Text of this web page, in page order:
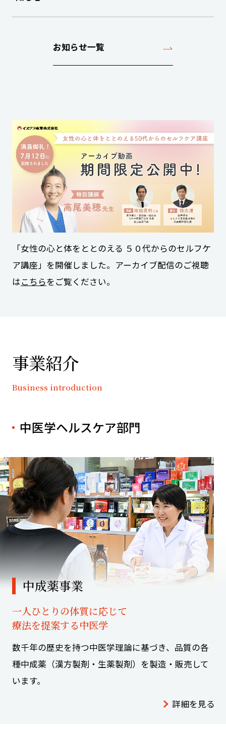
お知らせ一覧
「女性の心と体をととのえる ５０代からのセルフケ
ア講座」を開催しました。アーカイブ配信のご視聴
はこちらをご覧ください。
事業紹介
Business introduction
中医学ヘルスケア部門
中成薬事業
一人ひとりの体質に応じて
療法を提案する中医学
数千年の歴史を持つ中医学理論に基づき、品質の各
種中成薬 （漢方製剤・生薬製剤）を製造・販売して
います。
詳細を見る